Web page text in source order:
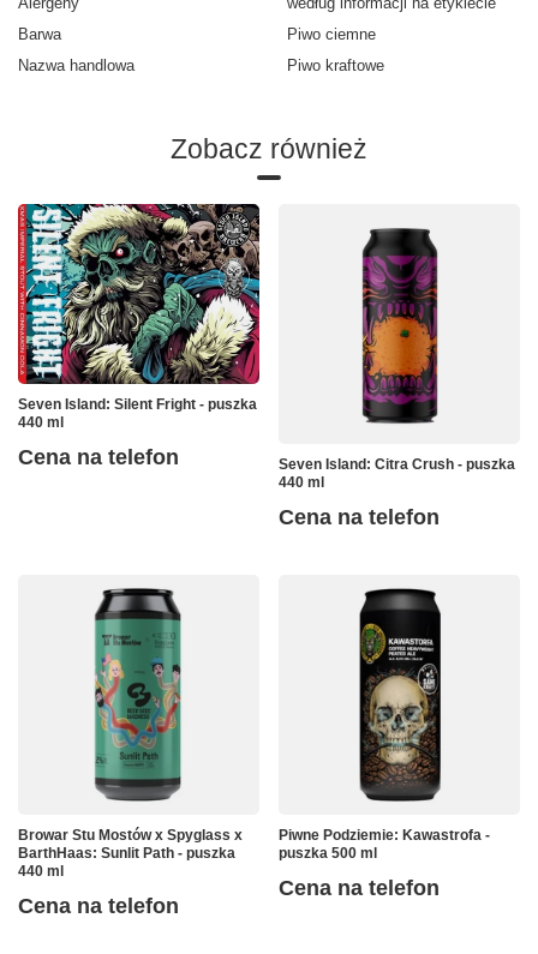
Barwa
Piwo ciemne
Nazwa handlowa
Piwo kraftowe
Zobacz również
Seven Island: Silent Fright - puszka
440 ml
Cena na telefon
Seven Island: Citra Crush - puszka
440 ml
Cena na telefon
Browar Stu Mostów x Spyglass x
BarthHaas: Sunlit Path - puszka
440 ml
Cena na telefon
Piwne Podziemie: Kawastrofa -
puszka 500 ml
Cena na telefon